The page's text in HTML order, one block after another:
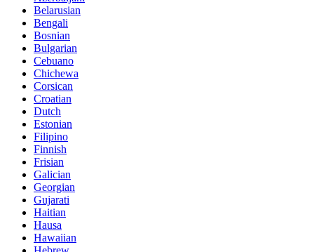
Belarusian
Bengali
Bosnian
Bulgarian
Cebuano
Chichewa
Corsican
Croatian
Dutch
Estonian
Filipino
Finnish
Frisian
Galician
Georgian
Gujarati
Haitian
Hausa
Hawaiian